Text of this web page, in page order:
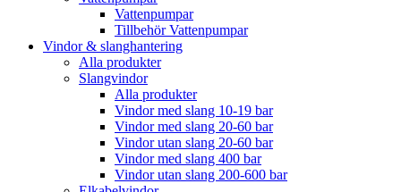
Vattenpumpar
Tillbehör Vattenpumpar
Vindor & slanghantering
Alla produkter
Slangvindor
Alla produkter
Vindor med slang 10-19 bar
Vindor med slang 20-60 bar
Vindor utan slang 20-60 bar
Vindor med slang 400 bar
Vindor utan slang 200-600 bar